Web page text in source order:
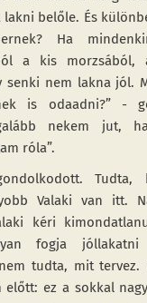
belőle. És
Ha
a kis morzsából,
senki nem lakna jól.
is odaadni?” -
nekem jut,
róla”.
Tudta,
Valaki van itt.
kéri
fogja
tudta, mit tervez.
előtt: ez a sokkal